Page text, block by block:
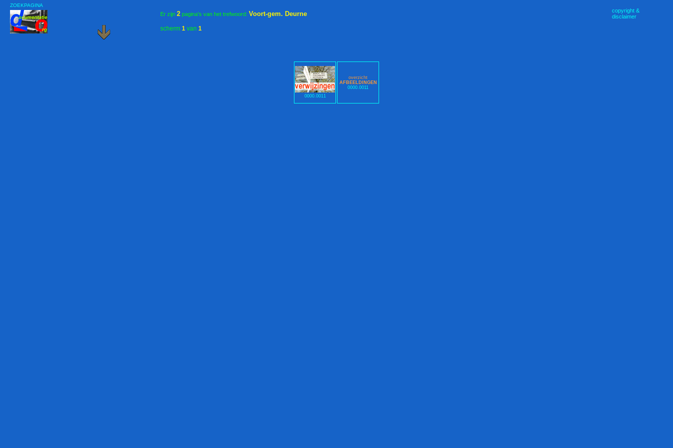
copyright &
disclaimer
ZOEKPAGINA
Er zijn 2 pagina's van het trefwoord: Voort-gem. Deurne
0000.0011
overzicht
AFBEELDINGEN
0000.0011
scherm 1 van 1